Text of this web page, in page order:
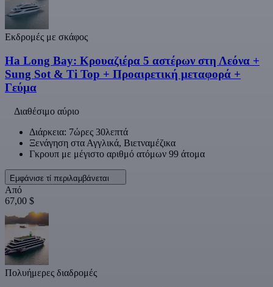
Εκδρομές με σκάφος
Ha Long Bay: Κρουαζιέρα 5 αστέρων στη Λεόνα +
Sung Sot & Ti Top + Προαιρετική μεταφορά +
Γεύμα
Διαθέσιμο αύριο
Διάρκεια: 7ώρες 30λεπτά
Ξενάγηση στα Αγγλικά, Βιετναμέζικα
Γκρουπ με μέγιστο αριθμό ατόμων 99 άτομα
Εμφάνισε τί περιλαμβάνεται
Από
67,00 $
Πολυήμερες διαδρομές